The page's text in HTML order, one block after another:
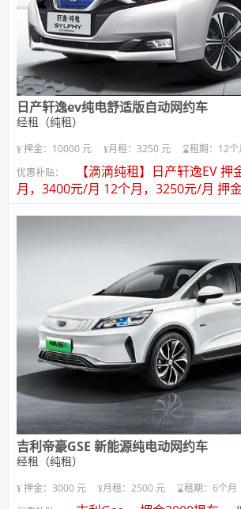
日产轩逸ev纯电舒适版自动网约车
经租（纯租）
押金：10000 元 月租：3250 元
租期：12个
优惠补贴：
【滴滴纯租】日产轩逸EV
月，3400元/月 12个月，3250元/月 押
吉利帝豪GSE 新能源纯电动网约车
经租（纯租）
押金：3000 元 月租：2500 元
租期：6个月